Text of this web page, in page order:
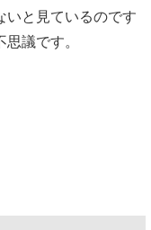
いと見ているのです
議です。